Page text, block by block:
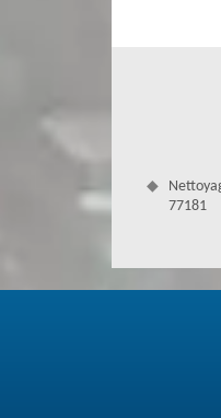
Couverture
prenons
domaine
77181